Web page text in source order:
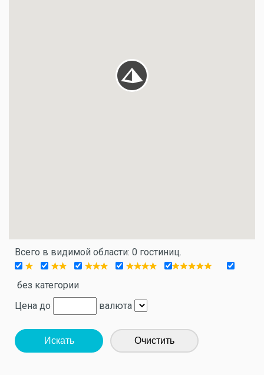
Всего в видимой области: 0 гостиниц.
без категории
Цена до
валюта
Искать Очистить